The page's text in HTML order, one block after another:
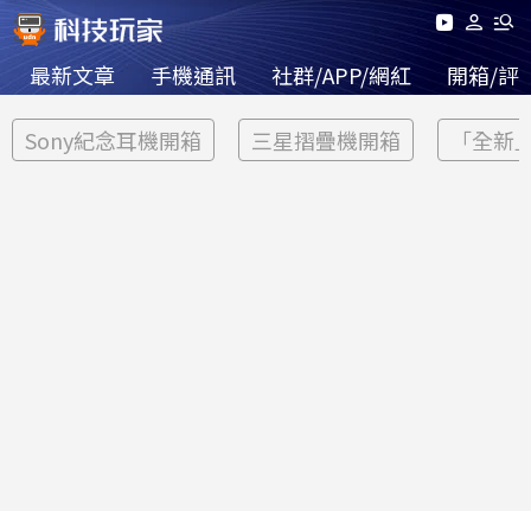
最新文章 手機通訊 社群/APP/網紅 開箱/評
Sony紀念耳機開箱 三星摺疊機開箱 「全新